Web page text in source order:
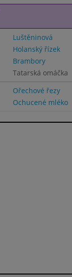
Luštěninová
Holanský řízek
Brambory
Tatarská omáčka
Ořechové řezy
Ochucené mléko